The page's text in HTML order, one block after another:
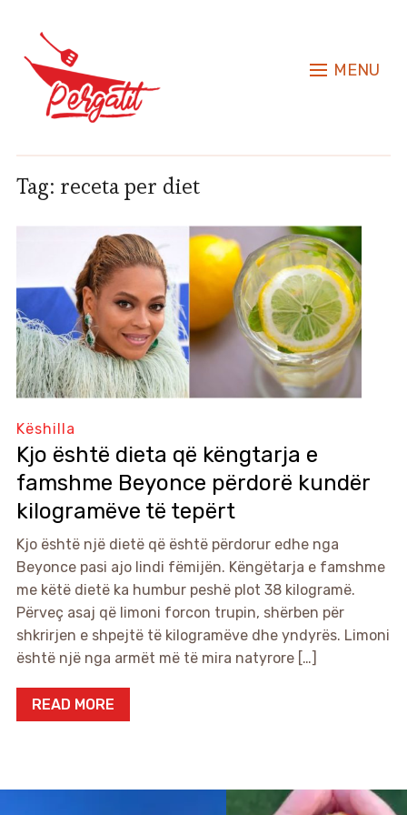
MENU
Tag: receta per diet
Këshilla
Kjo është dieta që këngtarja e
famshme Beyonce përdorë kundër
kilogramëve të tepërt
Kjo është një dietë që është përdorur edhe nga
Beyonce pasi ajo lindi fëmijën. Këngëtarja e famshme
me këtë dietë ka humbur peshë plot 38 kilogramë.
Përveç asaj që limoni forcon trupin, shërben për
shkrirjen e shpejtë të kilogramëve dhe yndyrës. Limoni
është një nga armët më të mira natyrore […]
READ MORE